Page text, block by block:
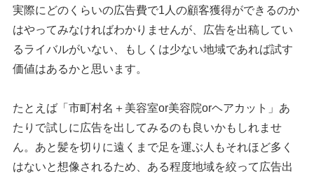
実際にどのくらいの広告費で1人の顧客獲得ができるのか
はやってみなければわかりませんが、広告を出稿してい
るライバルがいない、もしくは少ない地域であれば試す
価値はあるかと思います。
たとえば「市町村名＋美容室or美容院orヘアカット」あ
たりで試しに広告を出してみるのも良いかもしれませ
ん。あと髪を切りに遠くまで足を運ぶ人もそれほど多く
はないと想像されるため、ある程度地域を絞って広告出